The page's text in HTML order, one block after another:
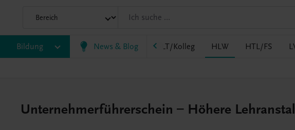
Bildung News & Blog
HF/TFS HLM/HLK HLPS/FSB HLT/Kolleg HLW HTL/FS
Unternehmerführerschein – Höhere